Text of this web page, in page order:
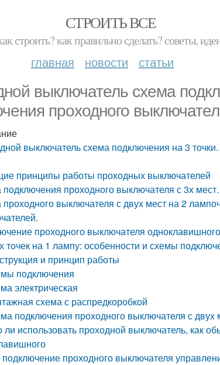
СТРОИТЬ ВСЕ
строить? как правильно сделать? советы,
главная новости статьи
выключатель схема
проходного
выключатель схема подключения на 3
принципы работы проходных выключателей
проходного выключателя с 3х
выключателя с двух мест на 2
проходного выключателя
точек на 1 лампу: особенности и схемы
и принцип работы
подключения
электрическая
схема с распредкоробкой
подключения проходного выключателя с двух
использовать проходной выключатель, как
проходного выключателя